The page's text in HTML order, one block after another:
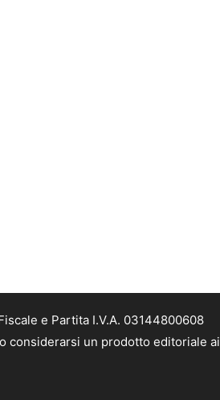
e Partita I.V.A. 03144800608
considerarsi un prodotto editoriale ai